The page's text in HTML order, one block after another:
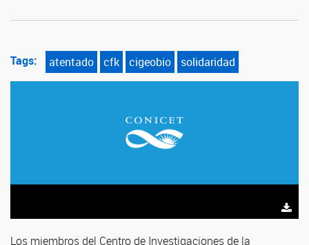
Tags: atentado cfk cigeobio solidaridad
Los miembros del Centro de Investigaciones de la